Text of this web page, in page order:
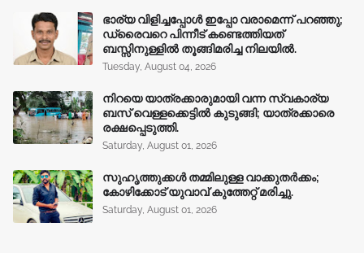
ഭാര്യ വിളിച്ചപ്പോള്‍ ഇപ്പോ വരാമെന്ന് പറഞ്ഞു;
ഡ്രൈവറെ പിന്നീട് കണ്ടെത്തിയത്
ബസ്സിനുള്ളില്‍ തൂങ്ങിമരിച്ച നിലയിൽ.
Tuesday, August 04, 2026
നിറയെ യാത്രക്കാരുമായി വന്ന സ്വകാര്യ
ബസ് വെള്ളക്കെട്ടിൽ കുടുങ്ങി; യാത്രക്കാരെ
രക്ഷപ്പെടുത്തി.
Saturday, August 01, 2026
സുഹൃത്തുക്കൾ തമ്മിലുള്ള വാക്കുതർക്കം;
കോഴിക്കോട് യുവാവ് കുത്തേറ്റ് മരിച്ചു.
Saturday, August 01, 2026